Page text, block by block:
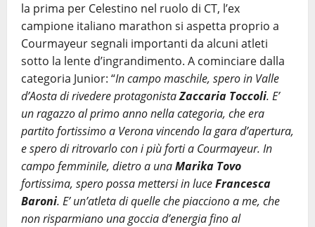
la prima per Celestino nel ruolo di CT, l’ex
campione italiano marathon si aspetta proprio a
Courmayeur segnali importanti da alcuni atleti
sotto la lente d’ingrandimento. A cominciare dalla
categoria Junior: “In campo maschile, spero in Valle
d’Aosta di rivedere protagonistaZaccaria Toccoli. E’
un ragazzo al primo anno nella categoria, che era
partito fortissimo a Verona vincendo la gara d’apertura,
e spero di ritrovarlo con i più forti a Courmayeur. In
campo femminile, dietro a unaMarika Tovo
fortissima, spero possa mettersi in luceFrancesca
Baroni. E’ un’atleta di quelle che piacciono a me, che
non risparmiano una goccia d’energia fino al